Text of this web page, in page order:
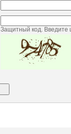
Защитный код. Введите